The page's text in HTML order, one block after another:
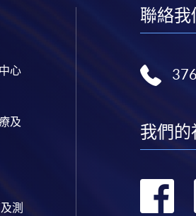
心
及
測
聯絡我
我們的